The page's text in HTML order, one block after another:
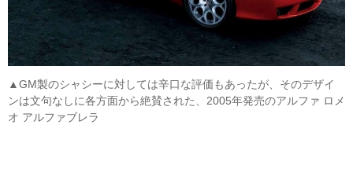
▲GM製のシャシーに対しては辛口な評価もあったが、そのデザイ
ンは文句なしに各方面から絶賛された、2005年発売のアルファ ロメ
オ アルファブレラ